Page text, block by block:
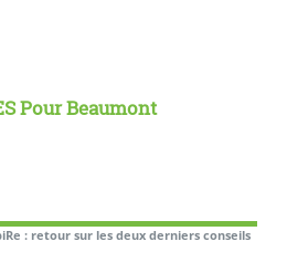
Pour Beaumont
: retour sur les deux derniers conseils